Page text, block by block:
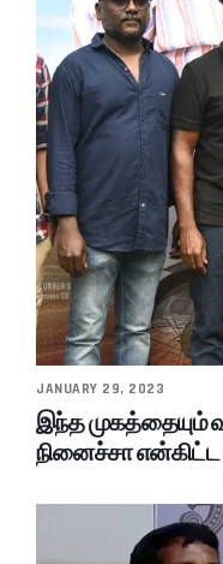
JANUARY 29, 2023
இந்த முகத்தையும்
நினைச்சா என்கிட்ட